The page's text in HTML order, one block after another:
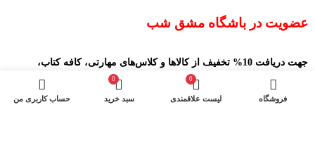
عضویت در باشگاه مشق شب
جهت دریافت 10% تخفیف از کالاها و کلاس‌های مهارتی، کافه کتاب،
جلسات و ... ایمیل خود را ارسال نمایید
فروشگاه
0
لیست علاقمندی
0
سبد خرید حساب کاربری من